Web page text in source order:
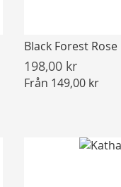
Black Forest Rose
198,00 kr
Från 149,00 kr